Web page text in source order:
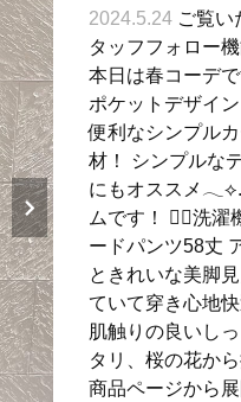
2024.5.24 ご覧い
タッフフォロー
本日は春コーデ
ポケットデザイ
便利なシンプル
材！ シンプルな
にもオススメ︎︎︎
ムです！ 👌🏻洗
ードパンツ58丈
ときれいな美脚
ていて穿き心地
肌触りの良いし
タリ、桜の花か
商品ページから